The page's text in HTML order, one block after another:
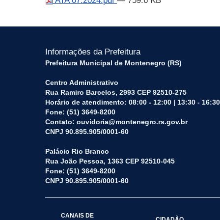
Informações da Prefeitura
Prefeitura Municipal de Montenegro (RS)
Centro Administrativo
Rua Ramiro Barcelos, 2993 CEP 92510-275
Horário de atendimento: 08:00 - 12:00 | 13:30 - 16:30
Fone: (51) 3649-8200
Contato: ouvidoria@montenegro.rs.gov.br
CNPJ 90.895.905/0001-60
Palácio Rio Branco
Rua João Pessoa, 1363 CEP 92510-045
Fone: (51) 3649-8200
CNPJ 90.895.905/0001-60
CANAIS DE